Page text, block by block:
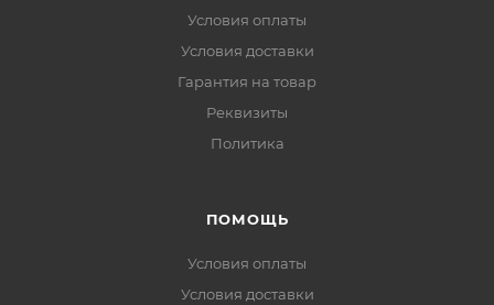
Условия оплаты
Условия доставки
Гарантия на товар
Реквизиты
Политика
ПОМОЩЬ
Условия оплаты
Условия доставки